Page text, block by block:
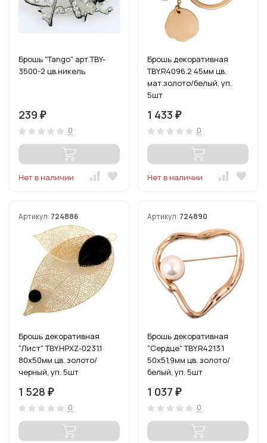
Брошь "Tango" арт.TBY-
3500-2 цв.никель
239 ₽
0
Нет в наличии
Брошь декоративная
TBY.R4096.2 45мм цв.
мат.золото/белый, уп.
5шт
1 433 ₽
0
Нет в наличии
Артикул: 724886
Брошь декоративная
"Лист" TBY.HPXZ-0231.1
80х50мм цв. золото/
черный, уп. 5шт
1 528 ₽
0
Артикул: 724890
Брошь декоративная
"Сердце" TBY.R4213.1
50х51,9мм цв. золото/
белый, уп. 5шт
1 037 ₽
0